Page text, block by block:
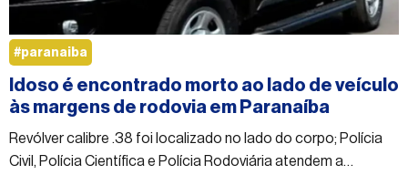
Idoso é encontrado morto ao lado de veículo
às margens de rodovia em Paranaíba
Revólver calibre .38 foi localizado no lado do corpo; Polícia
Civil, Polícia Científica e Polícia Rodoviária atendem a
#paranaiba